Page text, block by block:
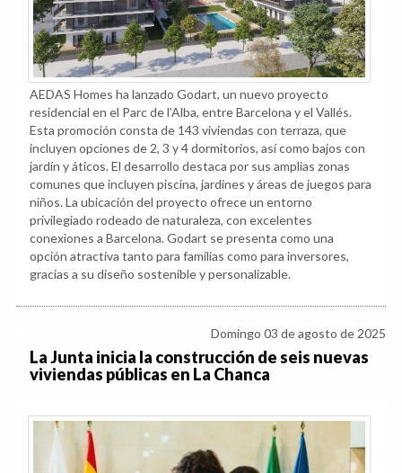
AEDAS Homes ha lanzado Godart, un nuevo proyecto
residencial en el Parc de l’Alba, entre Barcelona y el Vallés.
Esta promoción consta de 143 viviendas con terraza, que
incluyen opciones de 2, 3 y 4 dormitorios, así como bajos con
jardín y áticos. El desarrollo destaca por sus amplias zonas
comunes que incluyen piscina, jardines y áreas de juegos para
niños. La ubicación del proyecto ofrece un entorno
privilegiado rodeado de naturaleza, con excelentes
conexiones a Barcelona. Godart se presenta como una
opción atractiva tanto para familias como para inversores,
gracias a su diseño sostenible y personalizable.
Domingo 03 de agosto de 2025
La Junta inicia la construcción de seis nuevas
viviendas públicas en La Chanca